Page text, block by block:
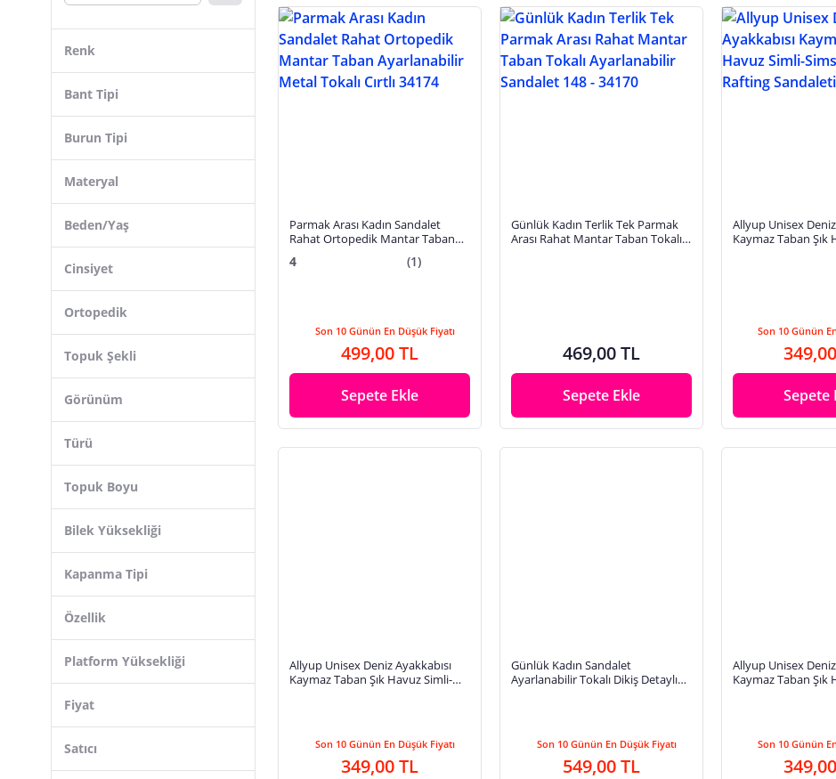
McDark
Muya
Guess
Bueno Shoes
Pierre Cardin
Çaçaroz
Renk
Bant Tipi
Burun Tipi
Materyal
Beden/Yaş
Cinsiyet
Ortopedik
Topuk Şekli
Görünüm
Türü
Topuk Boyu
Bilek Yüksekliği
Kapanma Tipi
Özellik
Platform Yüksekliği
Fiyat
Satıcı
Parmak Arası Kadın Sandalet
Rahat Ortopedik Mantar Taban
34174
4 (1)
Son 10 Günün En Düşük Fiyatı
499,00 TL
Sepete Ekle
Günlük Kadın Terlik Tek Parmak
Arası Rahat Mantar Taban Tokalı
469,00 TL
Sepete Ekle
Allyup Unisex Deniz
Kaymaz Taban Şık
Son 10 Günün
Sepete
Allyup Unisex Deniz Ayakkabısı
Kaymaz Taban Şık Havuz Simli-
Son 10 Günün En Düşük Fiyatı
349,00 TL
Günlük Kadın Sandalet
Ayarlanabilir Tokalı Dikiş Detaylı
Son 10 Günün En Düşük Fiyatı
549,00 TL
Allyup Unisex Deniz
Kaymaz Taban Şık
Son 10 Günün